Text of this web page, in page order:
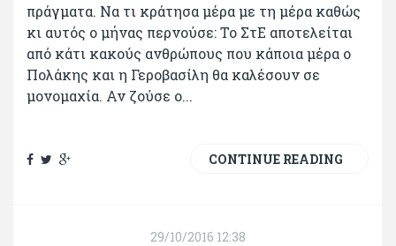
πράγματα. Να τι κράτησα μέρα με τη μέρα καθώς
κι αυτός ο μήνας περνούσε: Το ΣτΕ αποτελείται
από κάτι κακούς ανθρώπους που κάποια μέρα ο
Πολάκης και η Γεροβασίλη θα καλέσουν σε
μονομαχία. Αν ζούσε ο...
CONTINUE READING
29/10/2016 12:38